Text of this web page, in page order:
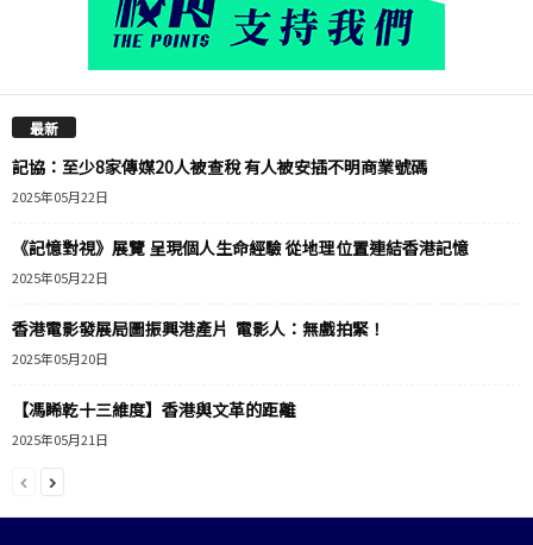
最新
記協：至少8家傳媒20人被查稅 有人被安插不明商業號碼
2025年05月22日
《記憶對視》展覽 呈現個人生命經驗 從地理位置連結香港記憶
2025年05月22日
香港電影發展局圖振興港產片 電影人：無戲拍緊！
2025年05月20日
【馮睎乾十三維度】香港與文革的距離
2025年05月21日